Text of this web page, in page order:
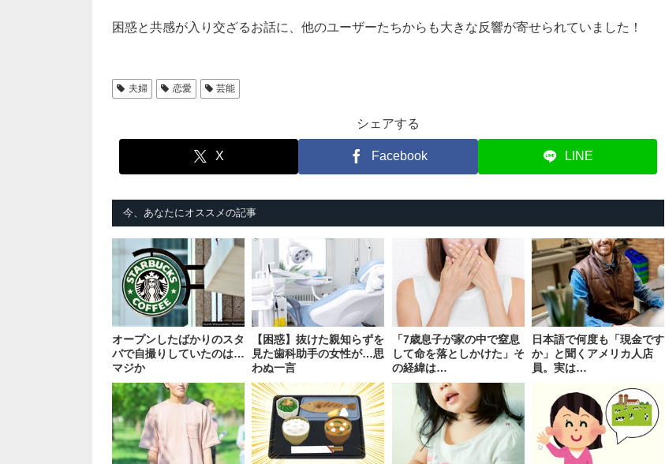
困惑と共感が入り交ざるお話に、他のユーザーたちからも大きな反響が寄せられていました！
夫婦 恋愛 芸能
シェアする
X Facebook LINE
今、あなたにオススメの記事
オープンしたばかりのスタ
バで自撮りしていたのは…
マジか
【困惑】抜けた親知らずを
見た歯科助手の女性が…思
わぬ一言
「7歳息子が家の中で窒息
して命を落としかけた」そ
の経緯は…
日本語で何度も「現金です
か」と聞くアメリカ人店
員。実は…